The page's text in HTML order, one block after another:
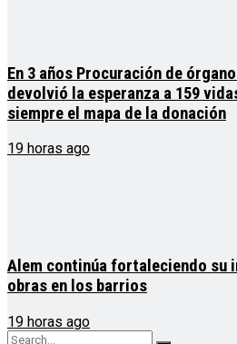
En 3 años Procuración de
devolvió la esperanza a 159
siempre el mapa de la donación
19 horas ago
Alem continúa fortaleciendo su
obras en los barrios
19 horas ago